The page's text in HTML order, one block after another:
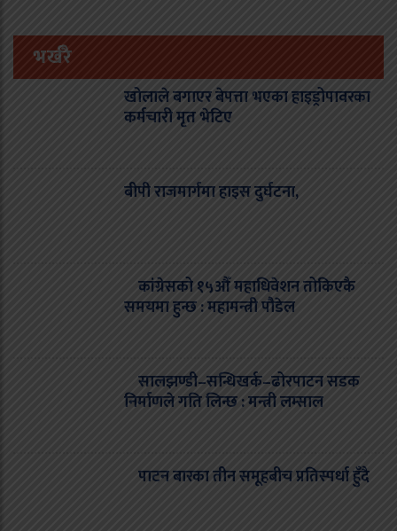
भर्खरै
खोलाले बगाएर बेपत्ता भएका हाइड्रोपावरका
कर्मचारी मृत भेटिए
बीपी राजमार्गमा हाइस दुर्घटना,
कांग्रेसको १५औँ महाधिवेशन तोकिएकै
समयमा हुन्छ : महामन्त्री पौडेल
सालझण्डी–सन्धिखर्क–ढोरपाटन सडक
निर्माणले गति लिन्छ : मन्त्री लम्साल
पाटन बारका तीन समूहबीच प्रतिस्पर्धा हुँदै